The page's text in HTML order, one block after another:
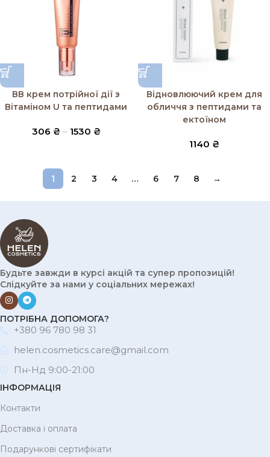
ВВ крем потрійної дії з
Вітаміном U та пептидами
306 ₴ – 1530 ₴
Відновлюючий крем для
обличчя з пептидами та
ектоїном
1140 ₴
1 2 3 4 … 6 7 8 →
Будьте завжди в курсі акцій та супер пропозицій!
Слідкуйте за нами у соціальних мережах!
ПОТРІБНА ДОПОМОГА?
+380 96 780 98 31
helen.cosmetics.care@gmail.com
Пн-Нд 9:00-21:00
ІНФОРМАЦІЯ
Контакти
Доставка і оплата
Подарункові сертифікати